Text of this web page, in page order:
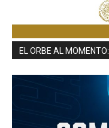
EL ORBE AL MOMENTO: